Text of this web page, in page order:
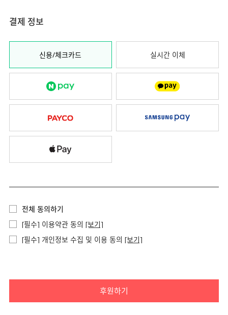
결제 정보
신용/체크카드 실시간 이체
전체 동의하기
[필수] 이용약관 동의 [보기]
[필수] 개인정보 수집 및 이용 동의 [보기]
후원하기